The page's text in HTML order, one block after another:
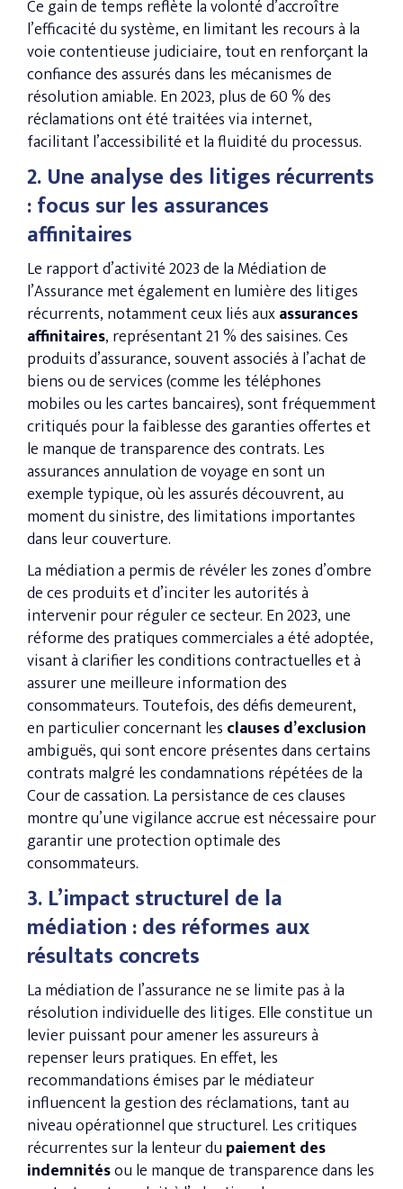
Ce gain de temps reflète la volonté d’accroître
l’efficacité du système, en limitant les recours à la
voie contentieuse judiciaire, tout en renforçant la
confiance des assurés dans les mécanismes de
résolution amiable. En 2023, plus de 60 % des
réclamations ont été traitées via internet,
facilitant l’accessibilité et la fluidité du processus​.
2. Une analyse des litiges récurrents
: focus sur les assurances
affinitaires
Le rapport d’activité 2023 de la Médiation de
l’Assurance met également en lumière des litiges
récurrents, notamment ceux liés auxassurances
affinitaires, représentant 21 % des saisines​. Ces
produits d’assurance, souvent associés à l’achat de
biens ou de services (comme les téléphones
mobiles ou les cartes bancaires), sont fréquemment
critiqués pour la faiblesse des garanties offertes et
le manque de transparence des contrats. Les
assurances annulation de voyage en sont un
exemple typique, où les assurés découvrent, au
moment du sinistre, des limitations importantes
dans leur couverture​.
La médiation a permis de révéler les zones d’ombre
de ces produits et d’inciter les autorités à
intervenir pour réguler ce secteur. En 2023, une
réforme des pratiques commerciales a été adoptée,
visant à clarifier les conditions contractuelles et à
assurer une meilleure information des
consommateurs​. Toutefois, des défis demeurent,
en particulier concernant les clauses d’exclusion
ambiguës, qui sont encore présentes dans certains
contrats malgré les condamnations répétées de la
Cour de cassation. La persistance de ces clauses
montre qu’une vigilance accrue est nécessaire pour
garantir une protection optimale des
consommateurs​.
3. L’impact structurel de la
médiation : des réformes aux
résultats concrets
La médiation de l’assurance ne se limite pas à la
résolution individuelle des litiges. Elle constitue un
levier puissant pour amener les assureurs à
repenser leurs pratiques. En effet, les
recommandations émises par le médiateur
influencent la gestion des réclamations, tant au
niveau opérationnel que structurel. Les critiques
récurrentes sur la lenteur du paiement des
indemnitésou le manque de transparence dans les